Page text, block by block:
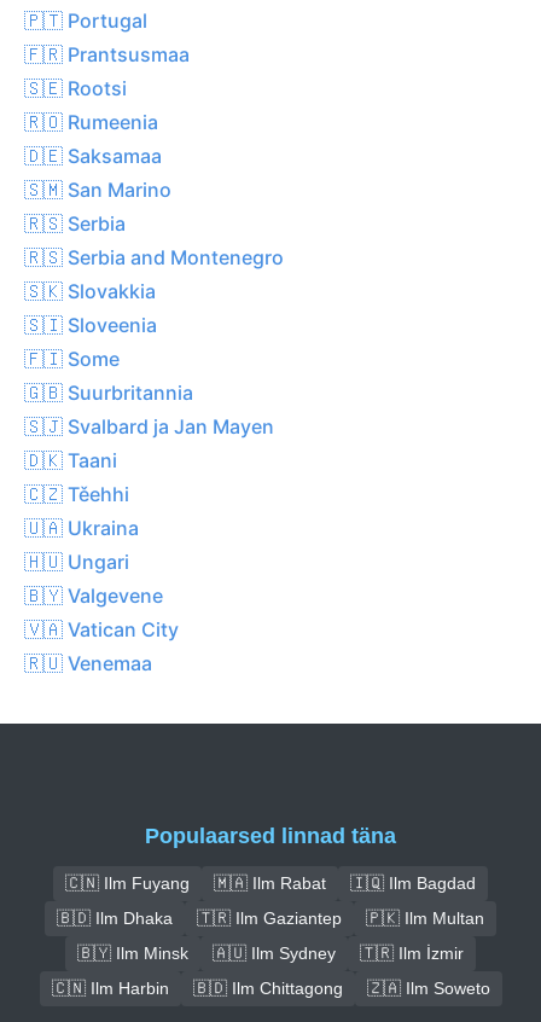
🇵🇹 Portugal
🇫🇷 Prantsusmaa
🇸🇪 Rootsi
🇷🇴 Rumeenia
🇩🇪 Saksamaa
🇸🇲 San Marino
🇷🇸 Serbia
🇷🇸 Serbia and Montenegro
🇸🇰 Slovakkia
🇸🇮 Sloveenia
🇫🇮 Some
🇬🇧 Suurbritannia
🇸🇯 Svalbard ja Jan Mayen
🇩🇰 Taani
🇨🇿 Těehhi
🇺🇦 Ukraina
🇭🇺 Ungari
🇧🇾 Valgevene
🇻🇦 Vatican City
🇷🇺 Venemaa
Populaarsed linnad täna
🇨🇳 Ilm Fuyang 🇲🇦 Ilm Rabat
🇮🇶 Ilm Bagdad
🇧🇩 Ilm Dhaka
🇹🇷 Ilm Gaziantep
🇵🇰 Ilm Multan
🇧🇾 Ilm Minsk
🇦🇺 Ilm Sydney
🇹🇷 Ilm İzmir
🇨🇳 Ilm Harbin
🇧🇩 Ilm Chittagong 🇿🇦 Ilm Soweto